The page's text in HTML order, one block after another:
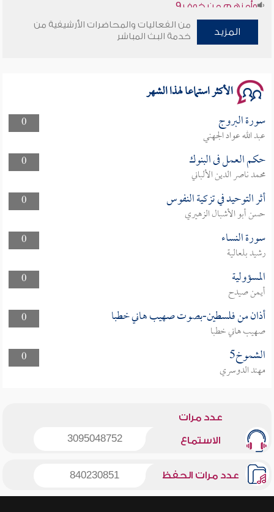
سلسلة محاضرات نفحات رمضانية 1444هـ
المزيد
من الفعاليات والمحاضرات الأرشيفية من
خدمة البث المباشر
الأكثر استماعا لهذا الشهر
0 سورة البروج
عبد الله عواد الجهني
0
حكم العمل فى البنوك
محمد ناصر الدين الألباني
0
أثر التوحيد في تزكية النفوس
حسن أبو الأشبال الزهيري
0
سورة النساء
رشيد بلعالية
0
المسؤولية
أيمن صيدح
0
أذان من فلسطين-بصوت صهيب هاني خطبا
صهيب هاني خطبا
0
الشموخ5
مهند الدوسري
عدد مرات
الاستماع 3095048752
عدد مرات الحفظ 840230851